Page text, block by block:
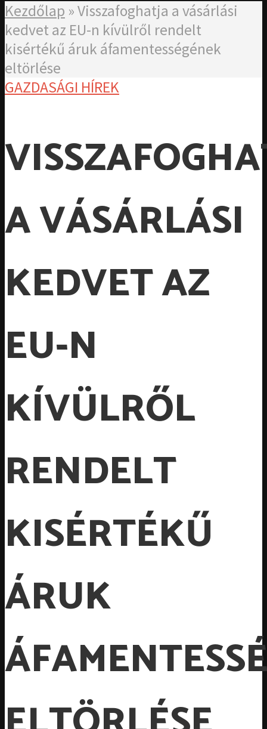
Kezdőlap »Visszafoghatja a vásárlási
kedvet az EU-n kívülről rendelt
kisértékű áruk áfamentességének
eltörlése
GAZDASÁGI HÍREK
A VÁSÁRLÁSI
KEDVET AZ
EU-N
KÍVÜLRŐL
RENDELT
KISÉRTÉKŰ
ÁRUK